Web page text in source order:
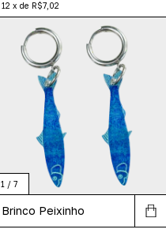
12 x de R$7,02
1 / 7
Brinco Peixinho